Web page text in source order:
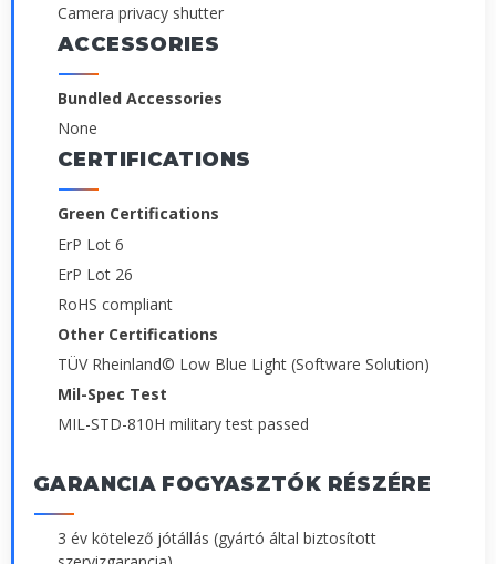
Camera privacy shutter
ACCESSORIES
Bundled Accessories
None
CERTIFICATIONS
Green Certifications
ErP Lot 6
ErP Lot 26
RoHS compliant
Other Certifications
TÜV Rheinland© Low Blue Light (Software Solution)
Mil-Spec Test
MIL-STD-810H military test passed
GARANCIA FOGYASZTÓK RÉSZÉRE
3 év kötelező jótállás (gyártó által biztosított